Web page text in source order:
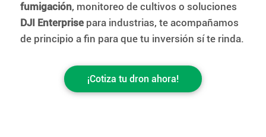
fumigación, monitoreo de cultivos o soluciones
DJI Enterprisepara industrias, te acompañamos
de principio a fin para que tu inversión sí te rinda.
¡Cotiza tu dron ahora!